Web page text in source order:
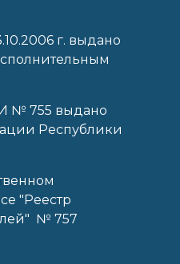
г. выдано
№ 755 выдано
Республики
"Реестр
№ 757